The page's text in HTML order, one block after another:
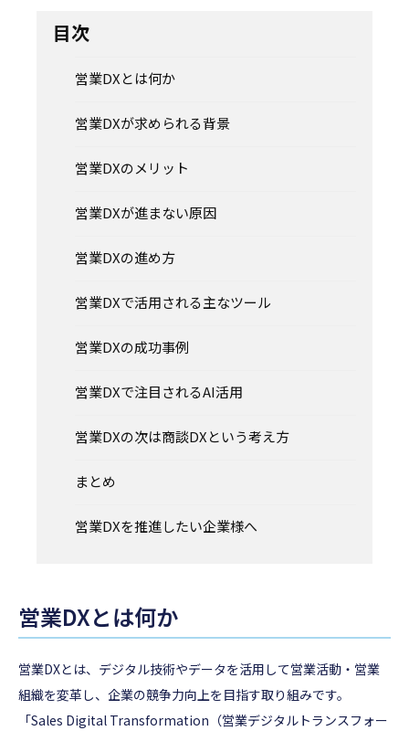
目次
営業DXとは何か
営業DXが求められる背景
営業DXのメリット
営業DXが進まない原因
営業DXの進め方
営業DXで活用される主なツール
営業DXの成功事例
営業DXで注目されるAI活用
営業DXの次は商談DXという考え方
まとめ
営業DXを推進したい企業様へ
営業DXとは何か
営業DXとは、デジタル技術やデータを活用して営業活動・営業
組織を変革し、企業の競争力向上を目指す取り組みです。
「Sales Digital Transformation（営業デジタルトランスフォー